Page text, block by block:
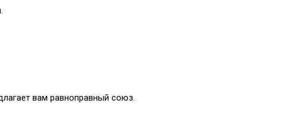
вам равноправный союз.